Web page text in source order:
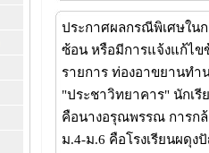
ประกาศผลกรณีพิเศษใน
ซ้อน หรือมีการแจ้งแก้ไข
รายการ ท่องอาขยานทำ
"ประชาวิทยาคาร" นักเ
คือนางอรุณพรรณ การกล้
ม.4-ม.6 คือโรงเรียนผดุ